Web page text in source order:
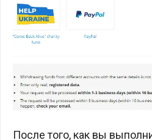
После того, как вы